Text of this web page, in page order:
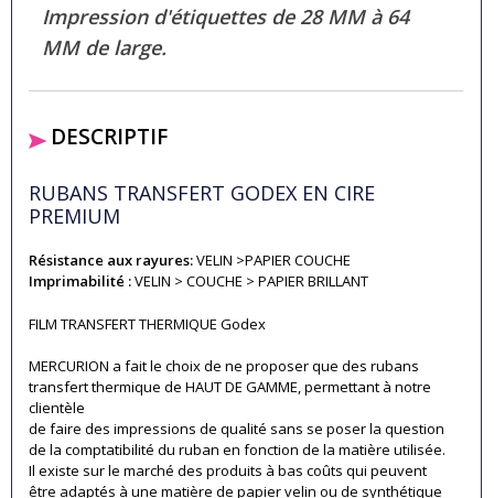
Impression d'étiquettes de 28 MM à 64
MM de large.
DESCRIPTIF
RUBANS TRANSFERT GODEX EN CIRE
PREMIUM
Résistance aux rayures:VELIN >PAPIER COUCHE
Imprimabilité :VELIN > COUCHE > PAPIER BRILLANT
FILM TRANSFERT THERMIQUE Godex
MERCURION a fait le choix de ne proposer que des rubans
transfert thermique de HAUT DE GAMME, permettant à notre
clientèle
de faire des impressions de qualité sans se poser la question
de la comptatibilité du ruban en fonction de la matière utilisée.
Il existe sur le marché des produits à bas coûts qui peuvent
être adaptés à une matière de papier velin ou de synthétique